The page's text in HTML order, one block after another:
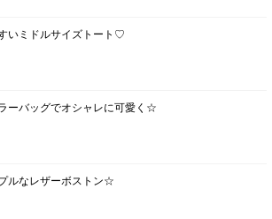
いミドルサイズトート♡
ーバッグでオシャレに可愛く☆
ルなレザーボストン☆